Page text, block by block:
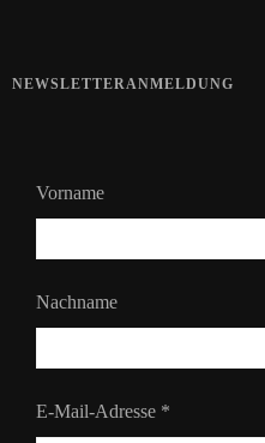
NEWSLETTERANMELDUNG
Vorname
Nachname
E-Mail-Adresse *